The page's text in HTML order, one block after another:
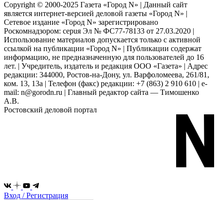
Copyright © 2000-2025 Газета «Город N» | Данный сайт
является интернет-версией деловой газеты «Город N» |
Сетевое издание «Город N» зарегистрировано
Роскомнадзором: серuя Эл № ФС77-78133 от 27.03.2020 |
Использование материалов допускается только с активной
ссылкой на публикации «Город N» | Публикации содержат
информацию, не предназначенную для пользователей до 16
лет. | Учредитель, издатель и редакция ООО «Газета» | Адрес
редакции: 344000, Ростов-на-Дону, ул. Варфоломеева, 261/81,
ком. 13, 13а | Телефон (факс) редакции: +7 (863) 2 910 610 | e-
mail: n@gorodn.ru | Главный редактор сайта — Тимошенко
А.В.
Ростовский деловой портал
Вход / Регистрация